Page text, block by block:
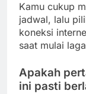
Kamu cukup
jadwal, lalu
koneksi
saat mulai
Apakah
ini pasti